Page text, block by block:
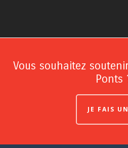
Vous souhaitez
Ponts
JE FAIS